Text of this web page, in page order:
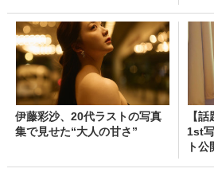
伊藤彩沙、20代ラストの写真
集で見せた“大人の甘さ”
【
1st
ト公